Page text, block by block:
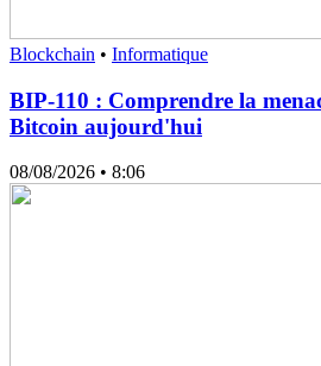
Blockchain • Informatique
BIP-110 : Comprendre la
Bitcoin aujourd'hui
08/08/2026 • 8:06